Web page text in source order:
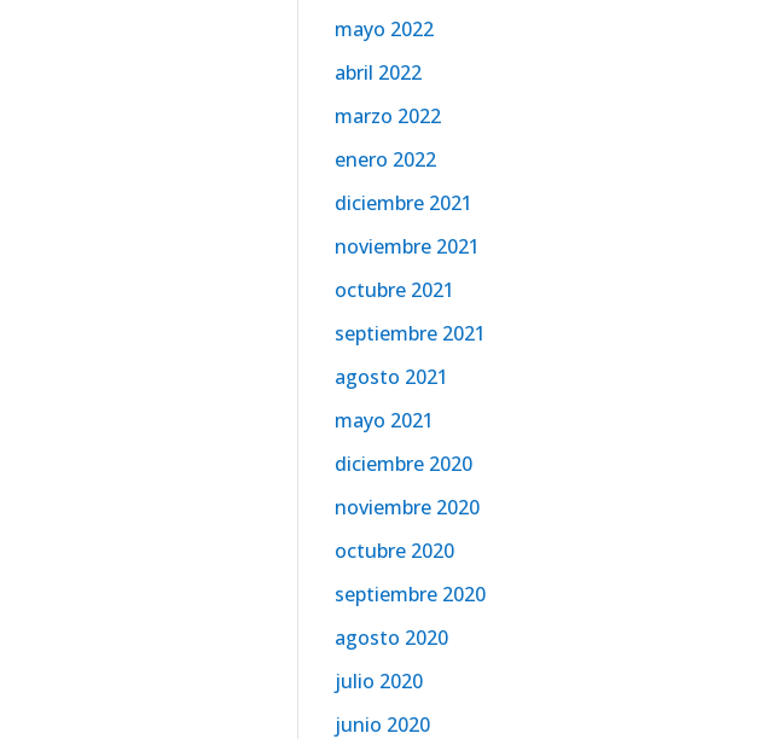
mayo 2022
abril 2022
marzo 2022
enero 2022
diciembre 2021
noviembre 2021
octubre 2021
septiembre 2021
agosto 2021
mayo 2021
diciembre 2020
noviembre 2020
octubre 2020
septiembre 2020
agosto 2020
julio 2020
junio 2020